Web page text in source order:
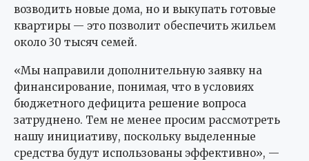
возводить новые дома, но и выкупать готовые
квартиры — это позволит обеспечить жильем
около 30 тысяч семей.
«Мы направили дополнительную заявку на
финансирование, понимая, что в условиях
бюджетного дефицита решение вопроса
затруднено. Тем не менее просим рассмотреть
нашу инициативу, поскольку выделенные
средства будут использованы эффективно», —